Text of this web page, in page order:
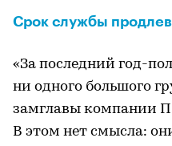
Срок службы
«За последний год-
ни одного большого
замглавы компании
В этом нет смысла: